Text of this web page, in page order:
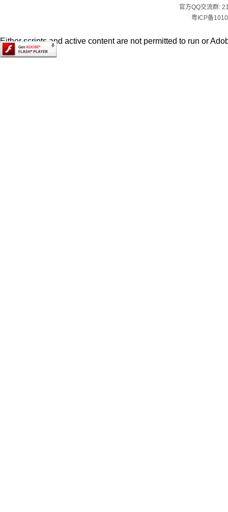
官方QQ交流群:
粤ICP备
Either scripts and active content are not permitted to run or